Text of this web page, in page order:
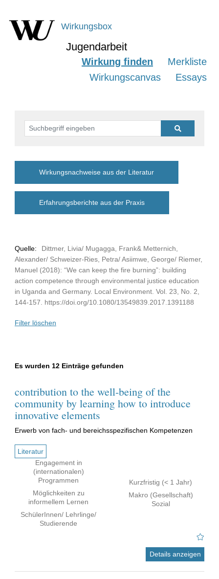
Wirkungsbox
Jugendarbeit
Wirkung finden
Merkliste
Wirkungscanvas
Essays
Suchbegriff eingeben (Suche auf Deutsch und Englisch
Wirkungsnachweise aus der Literatur
Erfahrungsberichte aus der Praxis
Quelle:
Dittmer, Livia/ Mugagga, Frank& Metternich,
Alexander/ Schweizer-Ries, Petra/ Asiimwe, George/ Riemer,
Manuel (2018): “We can keep the fire burning”: building
action competence through environmental justice education
in Uganda and Germany. Local Environment. Vol. 23, No. 2,
144-157. https://doi.org/10.1080/13549839.2017.1391188
Filter löschen
Es wurden 12 Einträge gefunden
contribution to the well-being of the
community by learning how to introduce
innovative elements
Erwerb von fach- und bereichsspezifischen Kompetenzen
Literatur
Engagement in
(internationalen)
Programmen
Möglichkeiten zu
informellem Lernen
SchülerInnen/ Lehrlinge/
Studierende
Kurzfristig (< 1 Jahr)
Makro (Gesellschaft)
Sozial
Details anzeigen